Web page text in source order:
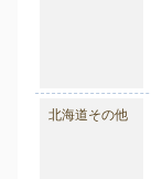
北海道その他